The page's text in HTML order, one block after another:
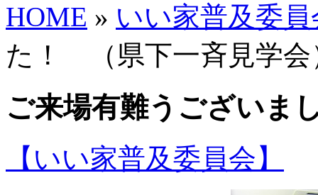
HOME » いい家普及委員
た！ （県下一斉見学会
ご来場有難うございま
【いい家普及委員会】